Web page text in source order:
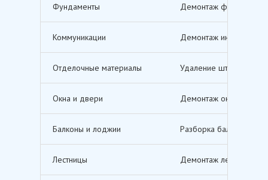
Фундаменты Демонтаж
Коммуникации Демонтаж инженерных
Отделочные материалы Удаление штукатурки,
Окна и двери Демонтаж оконных и
Балконы и лоджии Разборка балконов и
Лестницы Демонтаж лестничных